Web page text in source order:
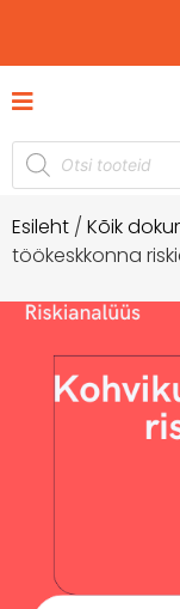
Esileht / Kõik
töökeskkonna